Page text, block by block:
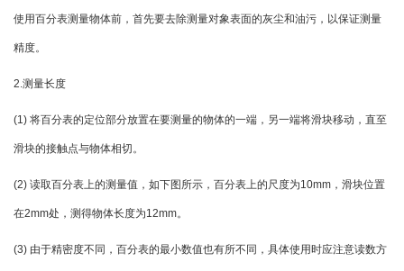
使用百分表测量物体前，首先要去除测量对象表面的灰尘和油污，以保证测量
精度。
2.测量长度
(1) 将百分表的定位部分放置在要测量的物体的一端，另一端将滑块移动，直至
滑块的接触点与物体相切。
(2) 读取百分表上的测量值，如下图所示，百分表上的尺度为10mm，滑块位置
在2mm处，测得物体长度为12mm。
(3) 由于精密度不同，百分表的最小数值也有所不同，具体使用时应注意读数方